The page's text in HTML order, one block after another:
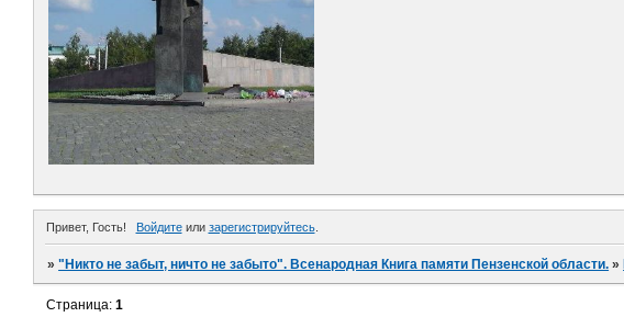
Привет, Гость! Войдитеили зарегистрируйтесь.
»"Никто не забыт, ничто не забыто". Всенародная Книга памяти Пензенской области. »
Страница:1